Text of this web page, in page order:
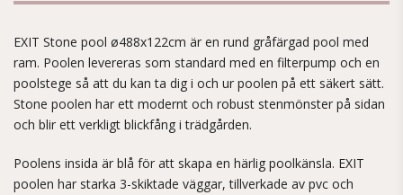
EXIT Stone pool ø488x122cm är en rund gråfärgad pool med
ram. Poolen levereras som standard med en filterpump och en
poolstege så att du kan ta dig i och ur poolen på ett säkert sätt.
Stone poolen har ett modernt och robust stenmönster på sidan
och blir ett verkligt blickfång i trädgården.
Poolens insida är blå för att skapa en härlig poolkänsla. EXIT
poolen har starka 3-skiktade väggar, tillverkade av pvc och